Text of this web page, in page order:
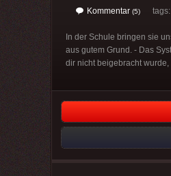
Kommentar (5)
In der Schule bringen sie
aus gutem Grund. - Das
dir nicht beigebracht